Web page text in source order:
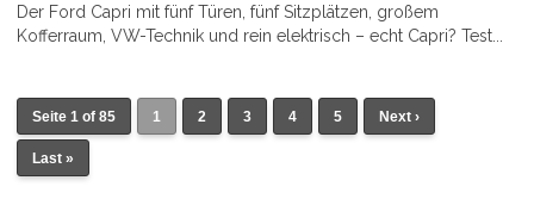
Der Ford Capri mit fünf Türen, fünf Sitzplätzen, großem
Kofferraum, VW-Technik und rein elektrisch – echt Capri? Test...
Seite 1 of 85 1 2 3 4 5 Next ›
Last »